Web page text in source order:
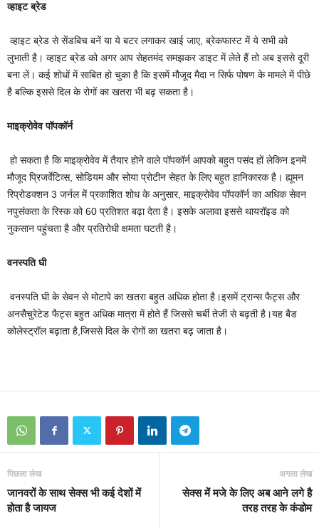
व्हाइट ब्रेड
व्हाइट ब्रेड से सेंडबिच बनें या ये बटर लगाकर खाई जाए, ब्रेकफास्ट में ये सभी को
लुभाती है। व्हाइट ब्रेड को अगर आप सेहतमंद समझकर डाइट में लेते हैं तो अब इससे दूरी
बना लें। कई शोधों में साबित हो चुका है कि इसमें मौजूद मैदा न सिर्फ पोषण के मामले में पीछे
है बल्कि इससे दिल के रोगों का खतरा भी बढ़ सकता है।
माइक्रोवेव पॉपकॉर्न
हो सकता है कि माइक्रोवेव में तैयार होने वाले पॉपकॉर्न आपको बहुत पसंद हों लेकिन इनमें
मौजूद प्रिजर्वेटिव्स, सोडियम और सोया प्रोटीन सेहत के लिए बहुत हानिकारक है। ह्यूमन
रिप्रोडक्शन 3 जर्नल में प्रकाशित शोध के अनुसार, माइक्रोवेव पॉपकॉर्न का अधिक सेवन
नपुसंकता के रिस्क को 60 प्रतिशत बढ़ा देता है। इसके अलावा इससे थायरॉइड को
नुकसान पहुंचता है और प्रतिरोधी क्षमता घटती है।
वनस्पति घी
वनस्पति घी के सेवन से मोटापे का खतरा बहुत अधिक होता है।इसमें ट्रान्स फैट्स और
अनसैचुरेटेड फैट्स बहुत अधिक मात्रा में होते हैं जिससे चर्बी तेजी से बढ़ती है।यह बैड
कोलेस्ट्रॉल बढ़ाता है,जिससे दिल के रोगों का खतरा बढ़ जाता है।
पिछला लेख
जानवरों के साथ सेक्स भी कई देशों में
होता है जायज
अगला लेख
सेक्स में मजे के लिए अब आने लगे है
तरह तरह के कंडोम